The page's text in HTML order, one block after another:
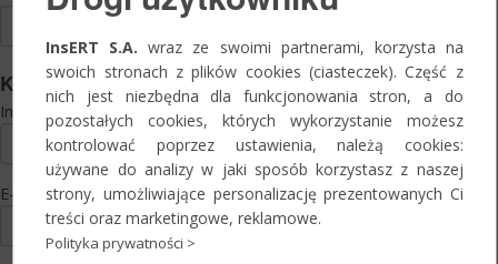
Kontakt
Imię i nazwisko:
E-mail:*
InsERT S.A. wraz ze swoimi partnerami, korzysta na
swoich stronach z plików cookies (ciasteczek). Część z
nich jest niezbędna dla funkcjonowania stron, a do
pozostałych cookies, których wykorzystanie możesz
kontrolować poprzez ustawienia, należą cookies:
używane do analizy w jaki sposób korzystasz z naszej
strony, umożliwiające personalizację prezentowanych Ci
treści oraz marketingowe, reklamowe.
Polityka prywatności >